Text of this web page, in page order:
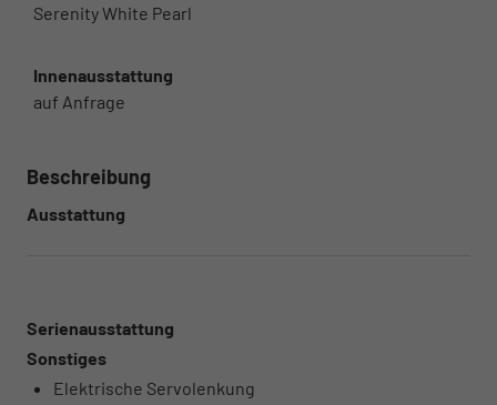
Serenity White Pearl
Innenausstattung
auf Anfrage
Beschreibung
Ausstattung
Serienausstattung
Sonstiges
Elektrische Servolenkung